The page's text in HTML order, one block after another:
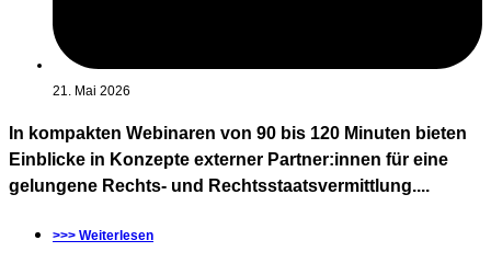
21. Mai 2026
In kompakten Webinaren von 90 bis 120 Minuten bieten
Einblicke in Konzepte externer Partner:innen für eine
gelungene Rechts- und Rechtsstaatsvermittlung....
>>> Weiterlesen